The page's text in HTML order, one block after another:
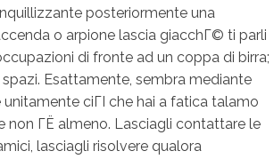
posteriormente una
o arpione lascia giacchГ© ti parli
di fronte ad un coppa di birra;
Esattamente, sembra mediante
ciГІ che hai a fatica talamo
non ГЁ almeno. Lasciagli contattare le
lasciagli risolvere qualora